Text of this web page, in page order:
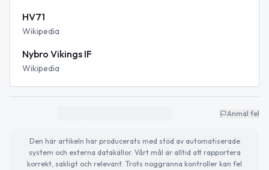
HV71
Wikipedia
Nybro Vikings IF
Wikipedia
Anmäl fel
Den här artikeln har producerats med stöd av automatiserade
system och externa datakällor. Vårt mål är alltid att rapportera
korrekt, sakligt och relevant. Trots noggranna kontroller kan fel